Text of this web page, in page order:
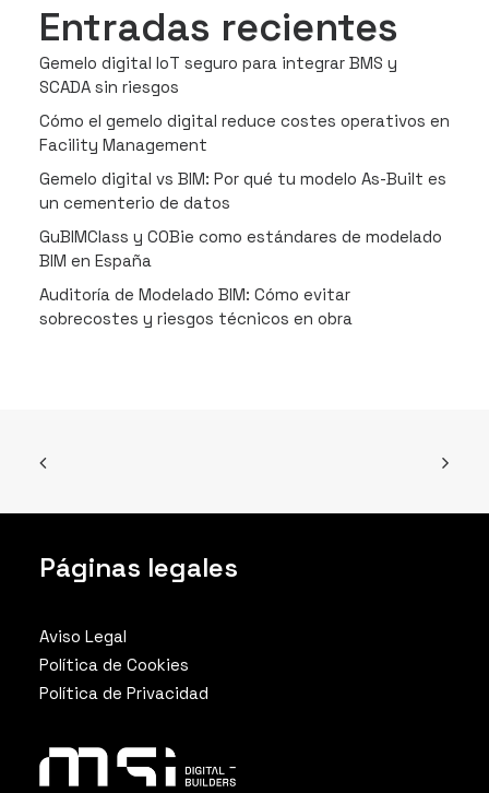
Entradas recientes
Gemelo digital IoT seguro para integrar BMS y
SCADA sin riesgos
Cómo el gemelo digital reduce costes operativos en
Facility Management
Gemelo digital vs BIM: Por qué tu modelo As-Built es
un cementerio de datos
GuBIMClass y COBie como estándares de modelado
BIM en España
Auditoría de Modelado BIM: Cómo evitar
sobrecostes y riesgos técnicos en obra
Páginas legales
Aviso Legal
Política de Cookies
Política de Privacidad